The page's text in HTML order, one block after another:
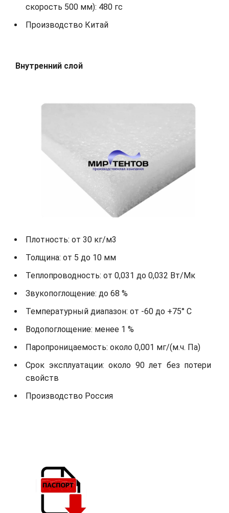
скорость 500 мм): 480 гс
Производство Китай
Внутренний слой
Плотность: от 30 кг/м3
Толщина: от 5 до 10 мм
Теплопроводность: от 0,031 до 0,032 Вт/Мк
Звукопоглощение: до 68 %
Температурный диапазон: от -60 до +75° С
Водопоглощение: менее 1 %
Паропроницаемость: около 0,001 мг/(м.ч. Па)
Срок эксплуатации: около 90 лет без потери
свойств
Производство Россия